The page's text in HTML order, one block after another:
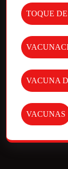
TOQUE
VACUNA
VACUNAS